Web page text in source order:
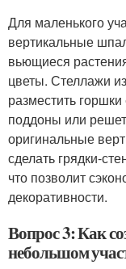
Для маленького
вертикальные
вьющиеся
цветы. Стеллажи
разместить
поддоны или
оригинальные
сделать грядки-
что позволит
декоративности.
Вопрос 3: Как
небольшом